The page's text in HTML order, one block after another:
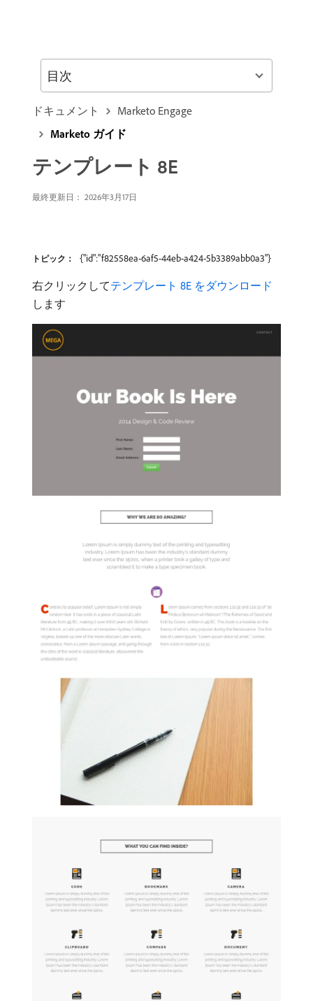
ドキュメント
Marketo Engage
Marketo ガイド
テンプレート 8E
最終更新日： 2026年3月17日
トピック： {"id":"f82558ea-6af5-44eb-a424-5b3389abb0a3"}
右クリックしてテンプレート 8E をダウンロード
します
目次